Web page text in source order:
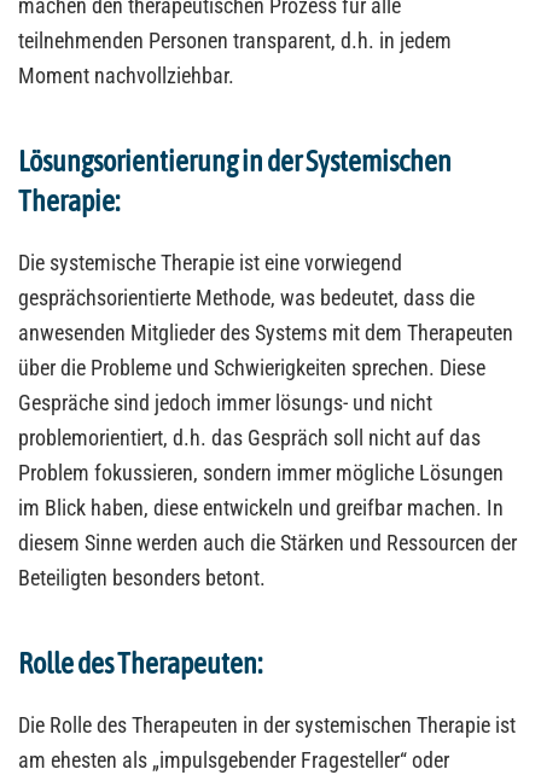
machen den therapeutischen Prozess für alle
teilnehmenden Personen transparent, d.h. in jedem
Moment nachvollziehbar.
Lösungsorientierung in der Systemischen
Therapie:
Die systemische Therapie ist eine vorwiegend
gesprächsorientierte Methode, was bedeutet, dass die
anwesenden Mitglieder des Systems mit dem Therapeuten
über die Probleme und Schwierigkeiten sprechen. Diese
Gespräche sind jedoch immer lösungs- und nicht
problemorientiert, d.h. das Gespräch soll nicht auf das
Problem fokussieren, sondern immer mögliche Lösungen
im Blick haben, diese entwickeln und greifbar machen. In
diesem Sinne werden auch die Stärken und Ressourcen der
Beteiligten besonders betont.
Rolle des Therapeuten:
Die Rolle des Therapeuten in der systemischen Therapie ist
am ehesten als „impulsgebender Fragesteller“ oder